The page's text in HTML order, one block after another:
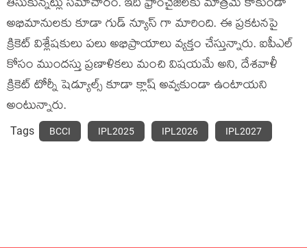
తీసుకున్నట్లు సమాచారం. ఇది ఫ్రాంచైజీలకు మాత్రమే కాకుండా
అభిమానులకు కూడా గుడ్ న్యూస్ గా మారింది. ఈ ప్రకటనపై
క్రికెట్ విశ్లేషకులు పలు అభిప్రాయాలు వ్యక్తం చేస్తున్నారు. ఐపీఎల్
కోసం ముందస్తు ప్రణాళికలు మంచి విషయమే అని, దేశవాళీ
క్రికెట్ టోర్నీ షెడ్యూల్స్ కూడా క్లాష్ అవ్వకుండా ఉంటాయని
అంటున్నారు.
Tags BCCI IPL2025 IPL2026 IPL2027